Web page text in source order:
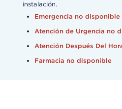
instalación.
Emergencia no disponible
Atención de Urgencia no
Atención Después Del
Farmacia no disponible